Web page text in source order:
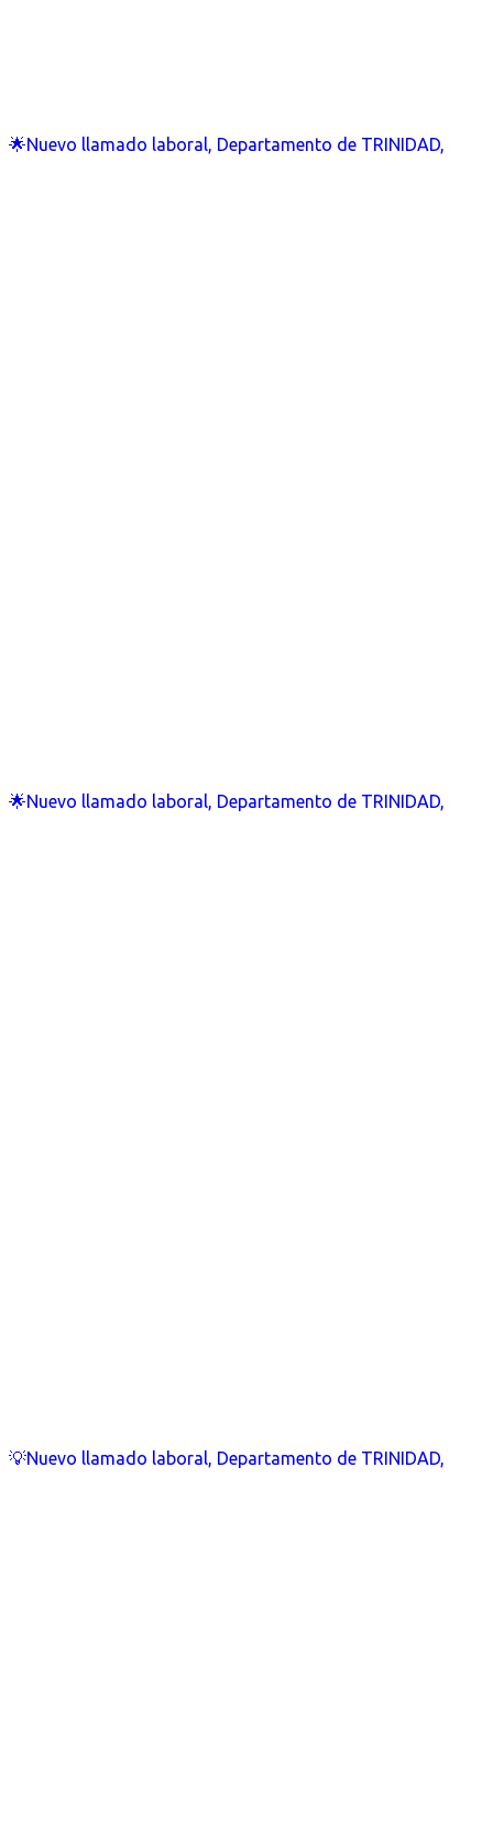
🌟Nuevo llamado laboral, Departamento de TRINIDAD,
🌟Nuevo llamado laboral, Departamento de TRINIDAD,
💡Nuevo llamado laboral, Departamento de TRINIDAD,